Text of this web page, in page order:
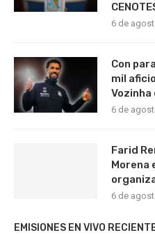
6 de
Con
mil
Vozinha
6 de
Farid
Morena
6 de
EMISIONES EN VIVO